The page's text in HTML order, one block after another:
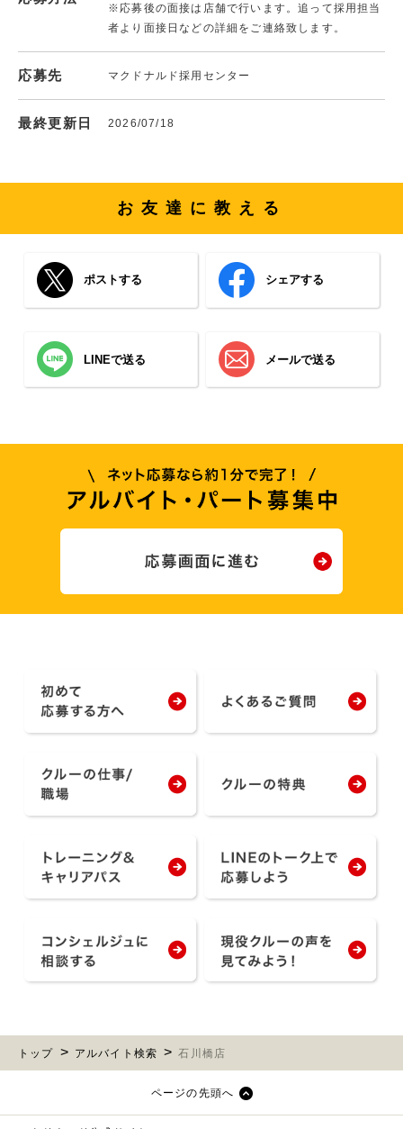
※応募後の面接は店舗で行います。追って採用担当
者より面接日などの詳細をご連絡致します。
応募先 マクドナルド採用センター
最終更新日 2026/07/18
お友達に教える
ポストする シェアする
LINEで送る メールで送る
トップ アルバイト検索 石川橋店
ページの先頭へ